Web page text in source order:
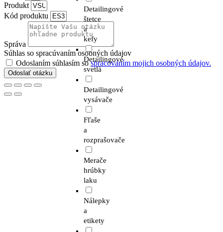
Detailingové
štetce
a
kefy
Detailingové
svetlá
Detailingové
vysávače
Fľaše
a
rozprašovače
Merače
hrúbky
laku
Nálepky
a
etikety
Produkt
Kód produktu
Správa
Súhlas so spracúvaním osobných údajov
Odoslaním súhlasím sospracovaním mojich osobných údajov.
Odoslať otázku